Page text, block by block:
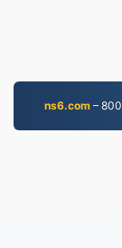
ns6.com –